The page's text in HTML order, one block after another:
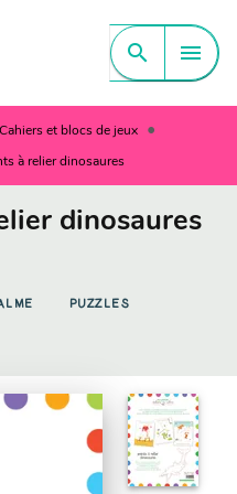
CONTENU search menu
Cahiers et blocs de jeux •
à relier dinosaures
dinosaures
PUZZLES